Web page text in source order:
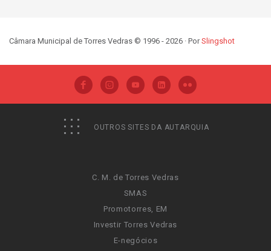
Câmara Municipal de Torres Vedras © 1996 - 2026 · PorSlingshot
OUTROS SITES DA AUTARQUIA
C. M. de Torres Vedras
SMAS
Promotorres, EM
Investir Torres Vedras
E-negócios